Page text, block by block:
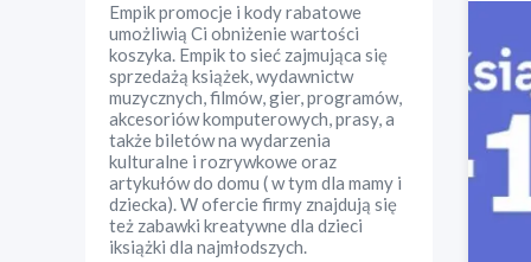
Empik promocje i kody rabatowe
umożliwią Ci obniżenie wartości
koszyka. Empik to sieć zajmująca się
sprzedażą książek, wydawnictw
muzycznych, filmów, gier, programów,
akcesoriów komputerowych, prasy, a
także biletów na wydarzenia
kulturalne i rozrywkowe oraz
artykułów do domu ( w tym dla mamy i
dziecka). W ofercie firmy znajdują się
też zabawki kreatywne dla dzieci
iksiążki dla najmłodszych.